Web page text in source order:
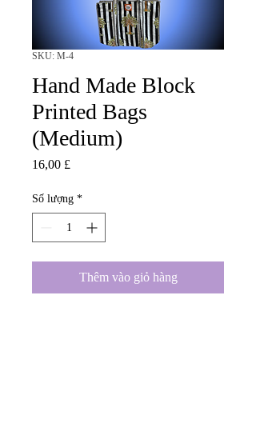
SKU: M-4
Hand Made Block
Printed Bags
(Medium)
16,00 £
Số lượng *
Thêm vào giỏ hàng